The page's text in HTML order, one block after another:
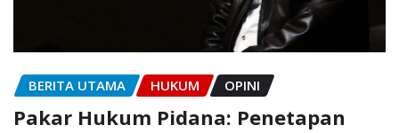
BERITA UTAMA HUKUM OPINI
Pakar Hukum Pidana: Penetapan